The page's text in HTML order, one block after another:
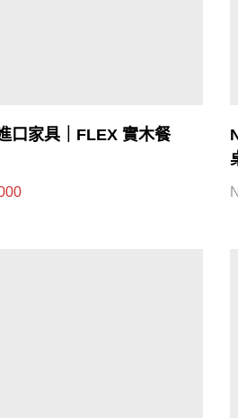
口家具｜FLEX 實木餐